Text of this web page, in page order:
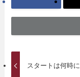
スタートは何時